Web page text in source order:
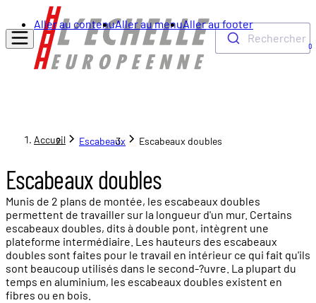
Aller au contenuAller au menuAller au footer
Rechercher
0
Accueil Escabeaux Escabeaux doubles
Escabeaux doubles
Munis de 2 plans de montée, les escabeaux doubles
permettent de travailler sur la longueur d'un mur. Certains
escabeaux doubles, dits à double pont, intègrent une
plateforme intermédiaire. Les hauteurs des escabeaux
doubles sont faites pour le travail en intérieur ce qui fait qu'ils
sont beaucoup utilisés dans le second-?uvre. La plupart du
temps en aluminium, les escabeaux doubles existent en
fibres ou en bois.